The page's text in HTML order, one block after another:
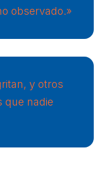
observado.»
y otros
que nadie